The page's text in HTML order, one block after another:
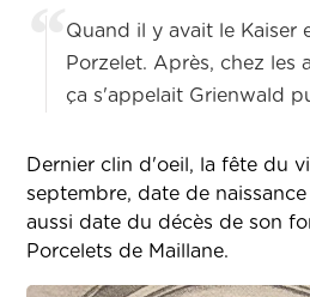
Quand il y avait le Kaiser
Porzelet. Après, chez les
ça s'appelait Grienwald
Dernier clin d'oeil, la fête du
septembre, date de
aussi date du décès de son
Porcelets de Maillane.